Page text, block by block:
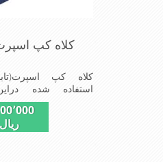
کلاه کپ
کلاه کپ
استفاده شده
پلیستراست ونقاب
ازکلاه است
(ترک های
ریال